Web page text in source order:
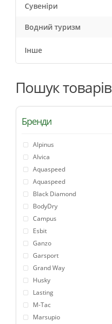
Сувеніри
Водний туризм
Інше
Пошук товарів
Бренди
Alpinus
Alvica
Aquaspeed
Aquaspeed
Black Diamond
BodyDry
Campus
Esbit
Ganzo
Garsport
Grand Way
Husky
Lasting
M-Tac
Marsupio